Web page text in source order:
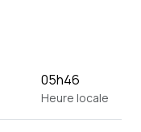
05h46
Heure locale